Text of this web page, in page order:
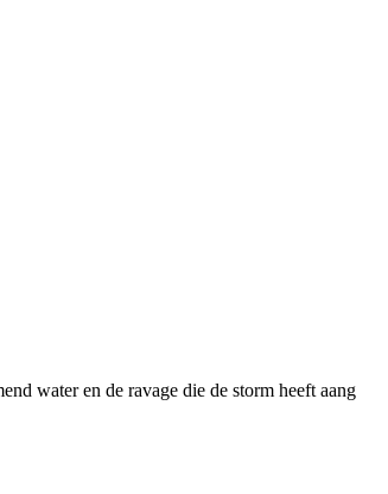
water en de ravage die de storm heeft aang